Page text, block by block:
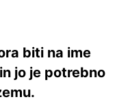
biti na ime
jo je potrebno